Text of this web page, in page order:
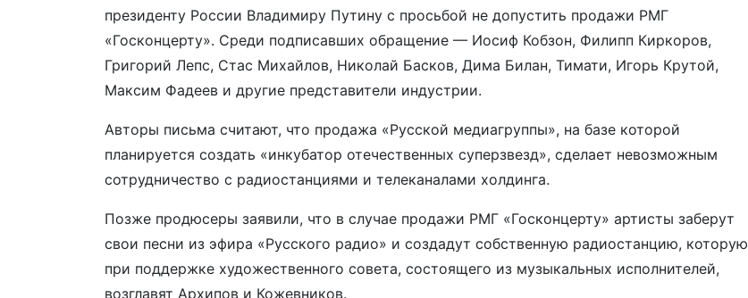
президенту России Владимиру Путину с просьбой не допустить продажи РМГ
«Госконцерту». Среди подписавших обращение — Иосиф Кобзон, Филипп Киркоров,
Григорий Лепс, Стас Михайлов, Николай Басков, Дима Билан, Тимати, Игорь Крутой,
Максим Фадеев и другие представители индустрии.
Авторы письма считают, что продажа «Русской медиагруппы», на базе которой
планируется создать «инкубатор отечественных суперзвезд», сделает невозможным
сотрудничество с радиостанциями и телеканалами холдинга.
Позже продюсеры заявили, что в случае продажи РМГ «Госконцерту» артисты заберут
свои песни из эфира «Русского радио» и создадут собственную радиостанцию, которую
при поддержке художественного совета, состоящего из музыкальных исполнителей,
возглавят Архипов и Кожевников.